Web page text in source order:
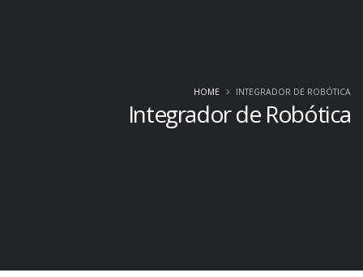
Integrador de Robótica
HOME INTEGRADOR DE ROBÓTICA